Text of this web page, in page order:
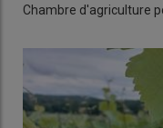
Chambre d'agriculture